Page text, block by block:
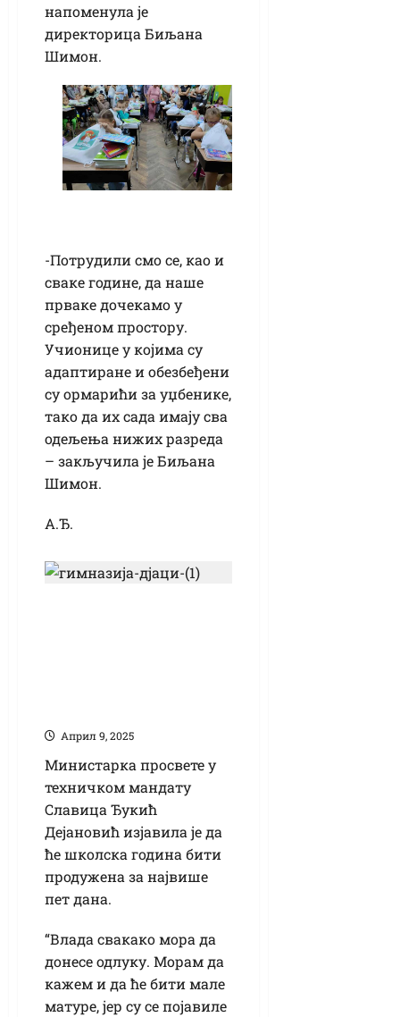
напоменула је
директорица Биљана
Шимон.
-Потрудили смо се, као и
сваке године, да наше
прваке дочекамо у
сређеном простору.
Учионице у којима су
адаптиране и обезбеђени
су ормарићи за уџбенике,
тако да их сада имају сва
одељења нижих разреда
– закључила је Биљана
Шимон.
А.Ђ.
Април 9, 2025
Министарка просвете у
техничком мандату
Славица Ђукић
Дејановић изјавила је да
ће школска година бити
продужена за највише
пет дана.
“Влада свакако мора да
донесе одлуку. Морам да
кажем и да ће бити мале
матуре, јер су се појавиле